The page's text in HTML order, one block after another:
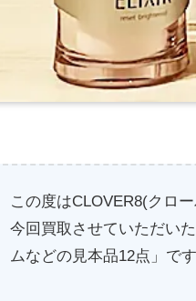
この度はCLOVER8(クロ
今回買取させていただい
ムなどの見本品12点」です